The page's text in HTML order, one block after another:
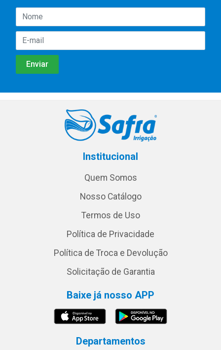
Institucional
Quem Somos
Nosso Catálogo
Termos de Uso
Política de Privacidade
Política de Troca e Devolução
Solicitação de Garantia
Baixe já nosso APP
Departamentos